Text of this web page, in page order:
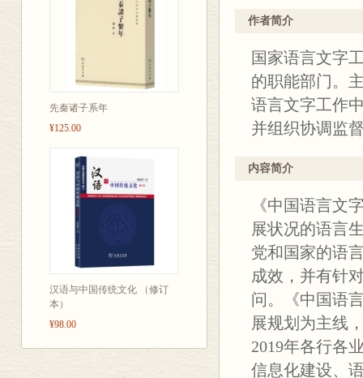
先秦诸子系年
¥125.00
汉语与中国传统文化 （修订
本）
¥98.00
作者简介
国家语言文字
的职能部门。
语言文字工作
并组织协调监
内容简介
《中国语言文
展状况的语言
党和国家的语
成效，并有针
问。《中国语
展规划为主线
2019年各行各
信息化建设、